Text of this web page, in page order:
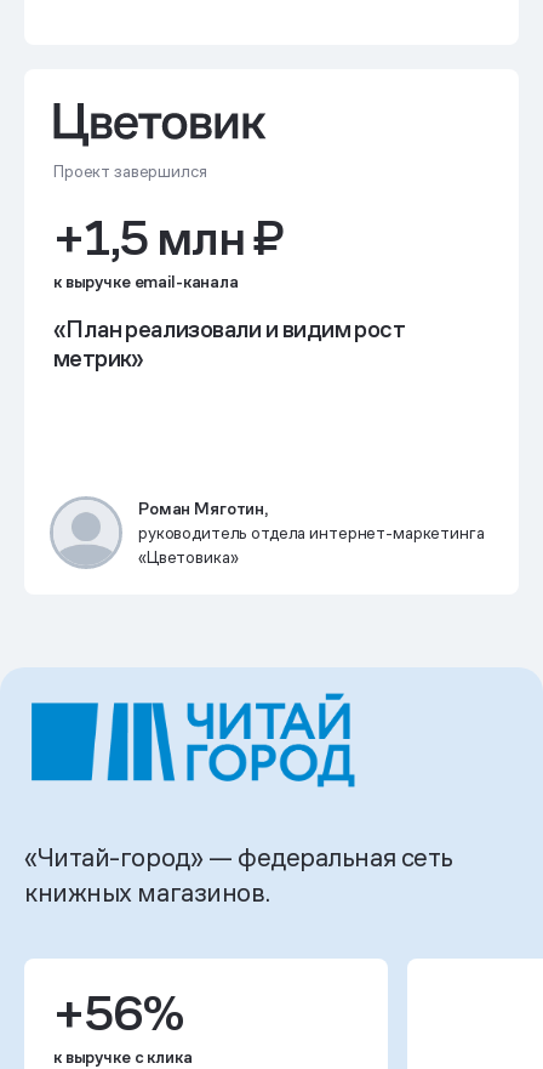
Проект завершился
+1,5 млн ₽
к выручке email-канала
«План реализовали и видим рост
метрик»
Роман Мяготин,
руководитель отдела интернет-маркетинга
«Цветовика»
«Читай-город» — федеральная сеть
книжных магазинов.
+56%
к выручке с клика